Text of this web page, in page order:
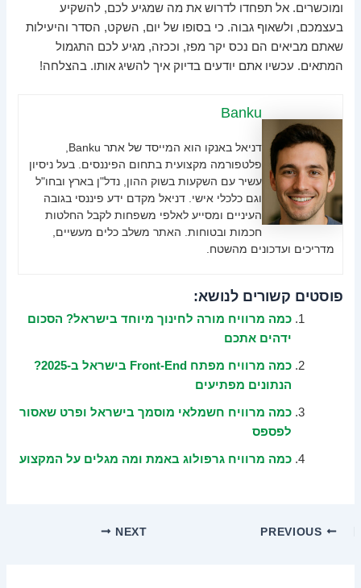
ומוכשרים. אל תפחדו לדרוש את מה שמגיע לכם, להשקיע
בעצמכם, ולשאוף גבוה. כי בסופו של יום, השקט, הסדר והיעילות
שאתם מביאים הם נכס יקר מפז, וככזה, מגיע לכם התגמול
המתאים. עכשיו אתם יודעים בדיוק איך להשיג אותו. בהצלחה!
Banku
דניאל באנקו הוא המייסד של אתר Banku,
פלטפורמה מקצועית בתחום הפיננסים. בעל ניסיון
עשיר עם השקעות בשוק ההון, נדל"ן בארץ ובחו"ל
וגם כלכלי אישי. דניאל מקדם ידע פיננסי בגובה
העיניים ומסייע לאלפי משפחות לקבל החלטות
חכמות ובטוחות. האתר משלב כלים מעשיים,
מדריכים ועדכונים מהשטח.
פוסטים קשורים לנושא:
כמה מרוויח מורה לחינוך מיוחד בישראל? הסכום
ידהים אתכם
כמה מרוויח מפתח Front-End בישראל ב-2025?
הנתונים מפתיעים
כמה מרוויח חשמלאי מוסמך בישראל ופרט שאסור
לפספס
כמה מרוויח גרפולוג באמת ומה מגלים על המקצוע
NEXT